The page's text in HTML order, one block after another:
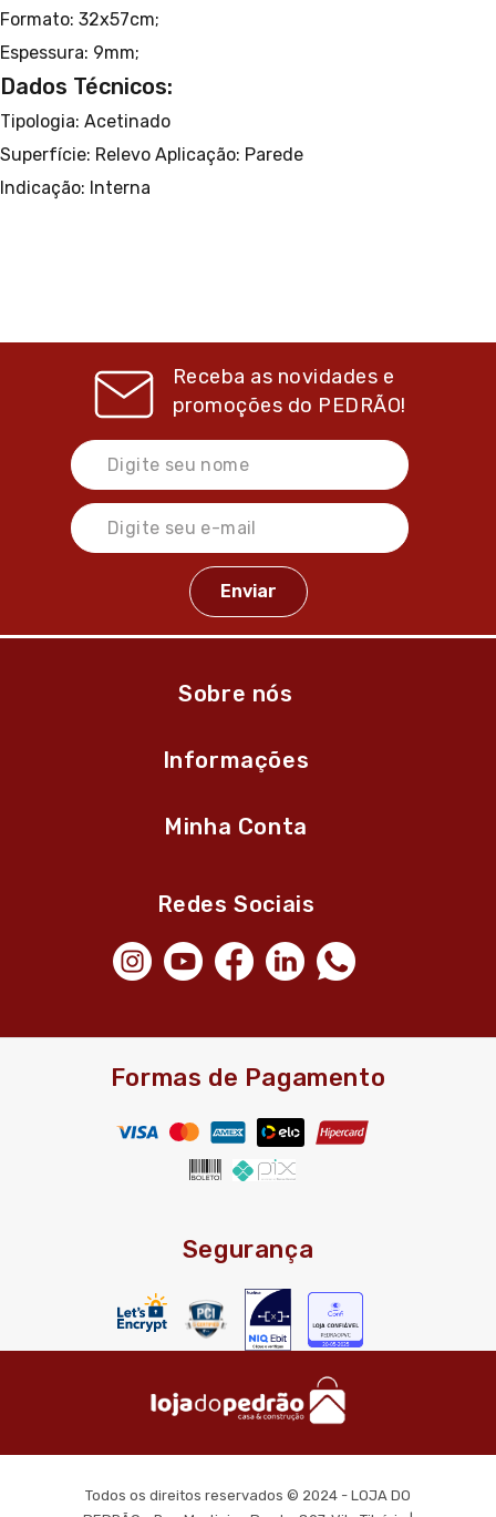
Formato: 32x57cm;
Espessura: 9mm;
Dados Técnicos:
Tipologia: Acetinado
Superfície: Relevo Aplicação: Parede
Indicação: Interna
Receba as novidades e
promoções do PEDRÃO!
Sobre nós
Informações
Minha Conta
Redes Sociais
Formas de Pagamento
Segurança
Todos os direitos reservados © 2024 - LOJA DO